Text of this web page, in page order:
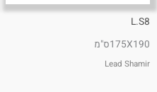
L.S8
175X190ס"מ
Lead Shamir